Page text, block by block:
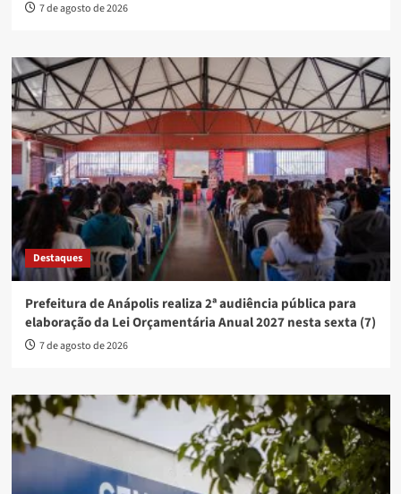
7 de agosto de 2026
Destaques
Prefeitura de Anápolis realiza 2ª audiência pública para
elaboração da Lei Orçamentária Anual 2027 nesta sexta (7)
7 de agosto de 2026